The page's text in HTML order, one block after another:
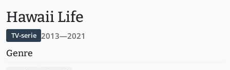
Hawaii Life
TV-serie 2013—2021
Genre